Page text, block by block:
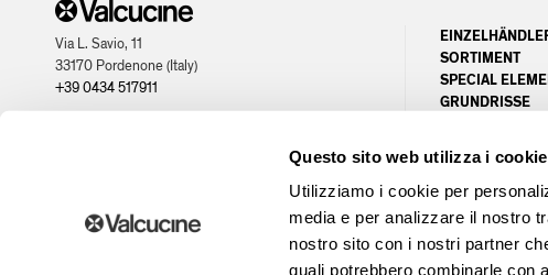
Questo sito web utilizza i cookie
Utilizziamo i cookie per
media e per analizzare il nostro
nostro sito con i nostri partner
quali potrebbero combinarle con
Via L. Savio, 11
33170 Pordenone (Italy)
+39 0434 517911
SORTIMENT
SPECIAL
GRUNDRISSE
PLANUNG
OPPORTUNITY